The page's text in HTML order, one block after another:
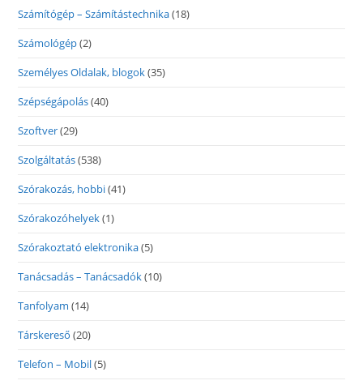
Számítógép – Számítástechnika(18)
Számológép(2)
Személyes Oldalak, blogok(35)
Szépségápolás(40)
Szoftver(29)
Szolgáltatás(538)
Szórakozás, hobbi(41)
Szórakozóhelyek(1)
Szórakoztató elektronika(5)
Tanácsadás – Tanácsadók(10)
Tanfolyam (14)
Társkereső (20)
Telefon – Mobil(5)